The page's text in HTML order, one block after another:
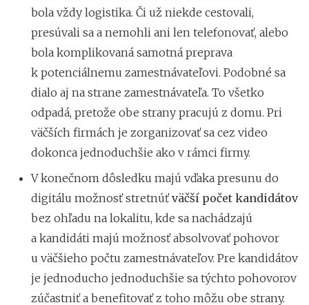
bola vždy logistika. Či už niekde cestovali,
presúvali sa a nemohli ani len telefonovať, alebo
bola komplikovaná samotná preprava
k potenciálnemu zamestnávateľovi. Podobné sa
dialo aj na strane zamestnávateľa. To všetko
odpadá, pretože obe strany pracujú z domu. Pri
väčších firmách je zorganizovať sa cez video
dokonca jednoduchšie ako v rámci firmy.
V konečnom dôsledku majú vďaka presunu do
digitálu možnosť stretnúťväčší počet kandidátov
bez ohľadu na lokalitu, kde sa nachádzajú
a kandidáti majú možnosť absolvovať pohovor
u väčšieho počtu zamestnávateľov. Pre kandidátov
je jednoducho jednoduchšie sa týchto pohovorov
zúčastniť a benefitovať z toho môžu obe strany.